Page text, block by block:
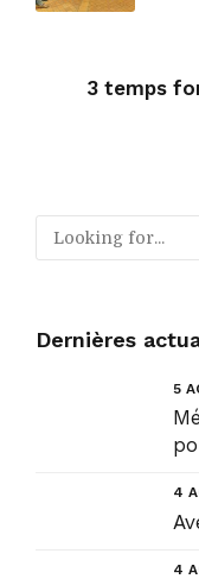
3 temps
Dernières
5
4
4